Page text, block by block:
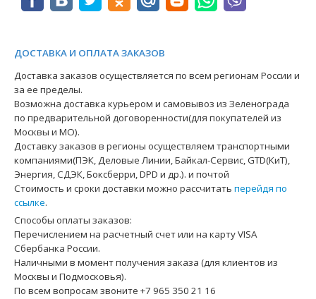
ДОСТАВКА И ОПЛАТА ЗАКАЗОВ
Доставка заказов осуществляется по всем регионам России и
за ее пределы.
Возможна доставка курьером и самовывоз из Зеленограда
по предварительной договоренности(для покупателей из
Москвы и МО).
Доставку заказов в регионы осуществляем транспортными
компаниями(ПЭК, Деловые Линии, Байкал-Сервис, GTD(КиТ),
Энергия, СДЭК, Боксберри, DPD и др.). и почтой
Стоимость и сроки доставки можно рассчитать перейдя по
ссылке.
Способы оплаты заказов:
Перечислением на расчетный счет или на карту VISA
Сбербанка России.
Наличными в момент получения заказа (для клиентов из
Москвы и Подмосковья).
По всем вопросам звоните +7 965 350 21 16